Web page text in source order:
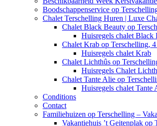
Boodschappenservice op
Chalet Terschelling Huren | Luxe
Chalet Black Beauty op
Huisregels chalet Black
Chalet Krab op Terschelling,
Huisregels chalet Krab
Chalet Lichthûs op
Huisregels Chalet
Chalet Tante Alie op
Huisregels chalet Tante
Conditions
Contact
Familiehuizen op Terschelling –
Vakantiehuis ’t Geitenplak